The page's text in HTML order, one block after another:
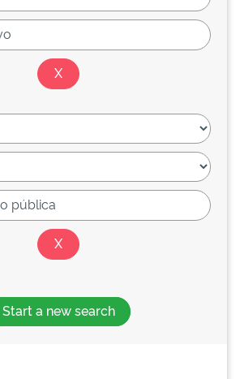
Start a new search